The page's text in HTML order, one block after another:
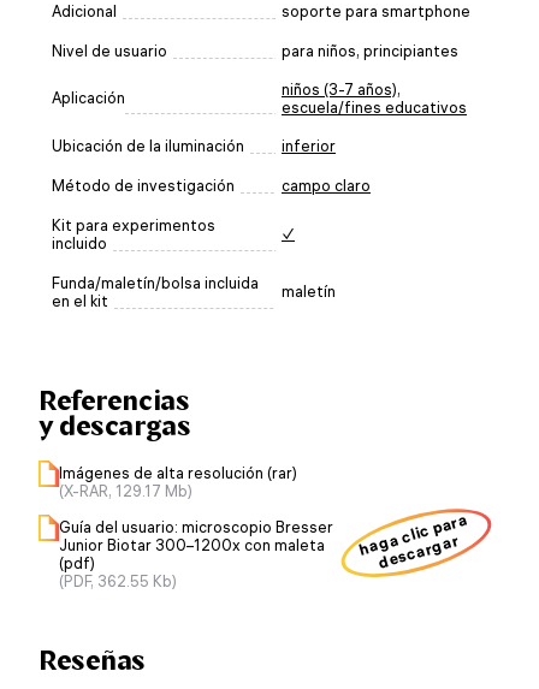
Adicional soporte para smartphone
Nivel de usuario para niños, principiantes
Aplicación niños (3-7 años),
escuela/fines educativos
Ubicación de la iluminación inferior
Método de investigación campo claro
Kit para experimentos
incluido
✓
Funda/maletín/bolsa incluida
en el kit
maletín
Referencias
y descargas
Imágenes de alta resolución (rar)
(X-RAR, 129.17 Mb)
Guía del usuario: microscopio Bresser
Junior Biotar 300–1200x con maleta
(pdf)
(PDF, 362.55 Kb)
haga clic para
descargar
Reseñas